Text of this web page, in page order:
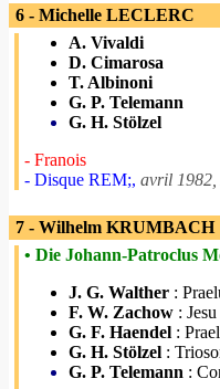
6 - Michelle LECLERC
A. Vivaldi
D. Cimarosa
T. Albinoni
G. P. Telemann
G. H. Stölzel
- Franois
- Disque REM;, avril 1982,
7 - Wilhelm KRUMBACH
• Die Johann-Patroclus
J. G. Walther :
F. W. Zachow :
G. F. Haendel :
G. H. Stölzel :
G. P. Telemann :